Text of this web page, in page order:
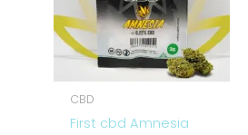
CBD
First cbd Amnesia